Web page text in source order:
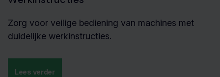
Zorg voor veilige bediening van machines met
duidelijke werkinstructies.
Lees verder